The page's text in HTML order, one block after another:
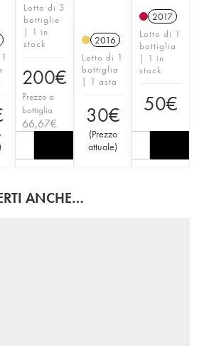
)
Lotto di 3
bottiglie
| 1 in
stock
200€
Prezzo a
bottiglia
66,67€
2016
Lotto di 1
bottiglia
| 1 asta
30€
(Prezzo
attuale)
2017
Lotto di 1
bottiglia
| 1 in
stock
50€
ANCHE…